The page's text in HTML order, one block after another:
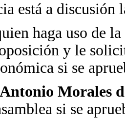
está a discusión
haga uso de
y le
si se
Morales
si se